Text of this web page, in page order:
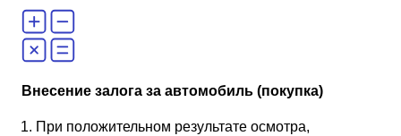
Внесение залога за автомобиль (покупка)
При положительном результате осмотра,